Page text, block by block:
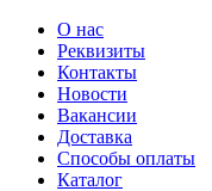
О нас
Реквизиты
Контакты
Новости
Вакансии
Доставка
Способы оплаты
Каталог